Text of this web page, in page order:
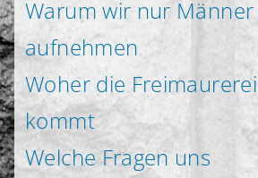
Warum wir nur Männer
aufnehmen
Woher die Freimaurerei
kommt
Welche Fragen uns